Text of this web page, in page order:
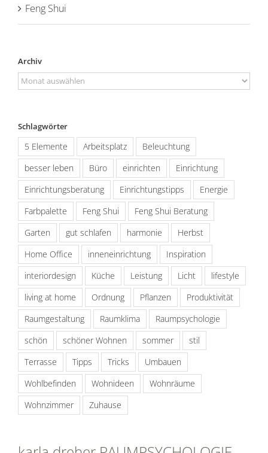
Feng Shui
Archiv
Archiv
Schlagwörter
5 Elemente Arbeitsplatz
Beleuchtung
besser leben
Büro einrichten
Einrichtung
Einrichtungsberatung
Einrichtungstipps
Energie
Farbpalette
Feng Shui
Feng Shui Beratung
Garten
gut schlafen harmonie
Herbst
Home Office
inneneinrichtung
Inspiration
interiordesign
Küche Leistung Licht
lifestyle
living at home
Ordnung Pflanzen
Produktivität
Raumgestaltung
Raumklima
Raumpsychologie
schön
schöner Wohnen sommer
stil
Terrasse
Tipps Tricks
Umbauen
Wohlbefinden
Wohnideen
Wohnräume
Wohnzimmer
Zuhause